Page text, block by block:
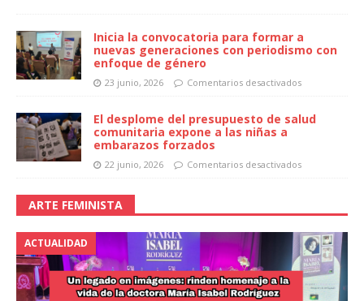
Inicia la convocatoria para formar a
nuevas generaciones con periodismo con
enfoque de género
23 junio, 2026 Comentarios desactivados
El desplome del presupuesto de salud
comunitaria expone a las niñas a
embarazos forzados
22 junio, 2026 Comentarios desactivados
ARTE FEMINISTA
ACTUALIDAD